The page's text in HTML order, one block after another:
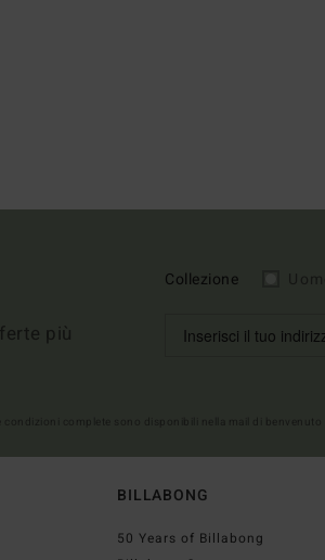
più
Collezione
BILLABONG
50 Years of Billabong